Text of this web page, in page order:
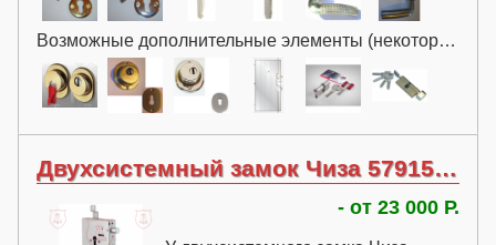
сувальдную часть.
Возможные дополнительные элементы (некоторые за дополнительную плату):
Двухсистемный замок Чиза 57915 с перекодировкой
- от 23 000 Р.